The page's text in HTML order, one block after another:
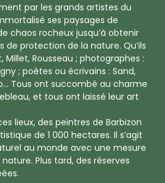
par les grands artistes du
ses paysages de
chaos rocheux jusqu’à obtenir
de protection de la nature. Qu’ils
Rousseau ; photographes :
; poètes ou écrivains : Sand,
Tous ont succombé au charme
et tous ont laissé leur art
lieux, des peintres de Barbizon
de 1 000 hectares. Il s’agit
au monde avec une mesure
Plus tard, des réserves